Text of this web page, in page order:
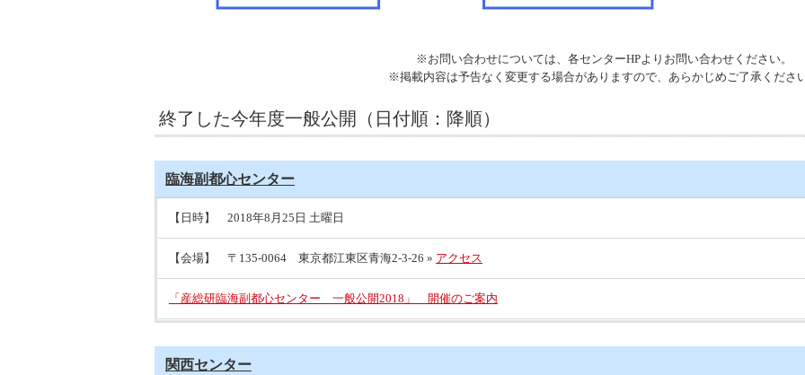
※お問い合わせについては、各センターHPよりお問い合わせください。
※掲載内容は予告なく変更する場合がありますので、あらかじめご了承くださ
終了した今年度一般公開（日付順：降順）
臨海副都心センター
【日時】 2018年8月25日 土曜日
【会場】 〒135-0064 東京都江東区青海2-3-26 » アクセス
「産総研臨海副都心センター 一般公開2018」 開催のご案内
関西センター